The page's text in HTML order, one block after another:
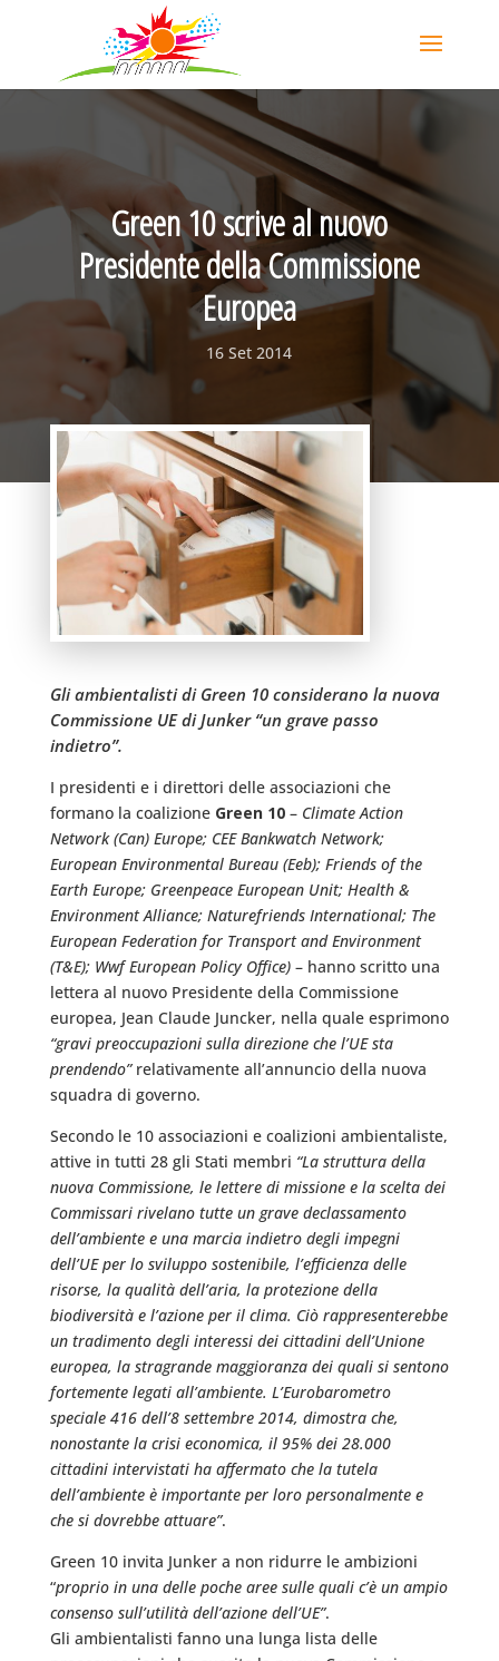
Green 10 scrive al nuovo
Presidente della Commissione
Europea
16 Set 2014
Gli ambientalisti di Green 10 considerano la nuova
Commissione UE di Junker “un grave passo
indietro”.
I presidenti e i direttori delle associazioni che
formano la coalizione Green 10– Climate Action
Network (Can) Europe; CEE Bankwatch Network;
European Environmental Bureau (Eeb); Friends of the
Earth Europe; Greenpeace European Unit; Health &
Environment Alliance; Naturefriends International; The
European Federation for Transport and Environment
(T&E); Wwf European Policy Office)– hanno scritto una
lettera al nuovo Presidente della Commissione
europea, Jean Claude Juncker, nella quale esprimono
“gravi preoccupazioni sulla direzione che l’UE sta
prendendo”relativamente all’annuncio della nuova
squadra di governo.
Secondo le 10 associazioni e coalizioni ambientaliste,
attive in tutti 28 gli Stati membri “La struttura della
nuova Commissione, le lettere di missione e la scelta dei
Commissari rivelano tutte un grave declassamento
dell’ambiente e una marcia indietro degli impegni
dell’UE per lo sviluppo sostenibile, l’efficienza delle
risorse, la qualità dell’aria, la protezione della
biodiversità e l’azione per il clima. Ciò rappresenterebbe
un tradimento degli interessi dei cittadini dell’Unione
europea, la stragrande maggioranza dei quali si sentono
fortemente legati all’ambiente. L’Eurobarometro
speciale 416 dell’8 settembre 2014, dimostra che,
nonostante la crisi economica, il 95% dei 28.000
cittadini intervistati ha affermato che la tutela
dell’ambiente è importante per loro personalmente e
che si dovrebbe attuare”.
Green 10 invita Junker a non ridurre le ambizioni
“proprio in una delle poche aree sulle quali c’è un ampio
consenso sull’utilità dell’azione dell’UE”.
Gli ambientalisti fanno una lunga lista delle